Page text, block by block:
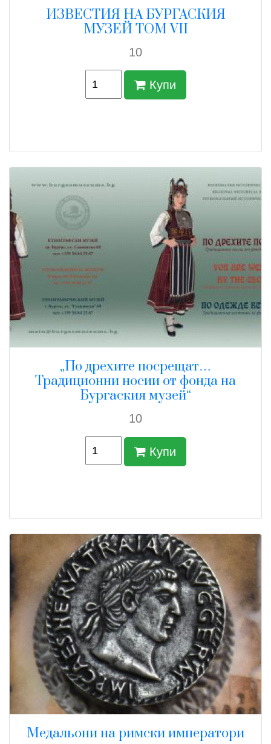
ИЗВЕСТИЯ НА БУРГАСКИЯ
МУЗЕЙ ТОМ VII
10
Купи
„По дрехите посрещат…
Традиционни носии от фонда на
Бургаския музей“
10
Купи
Медальони на римски императори